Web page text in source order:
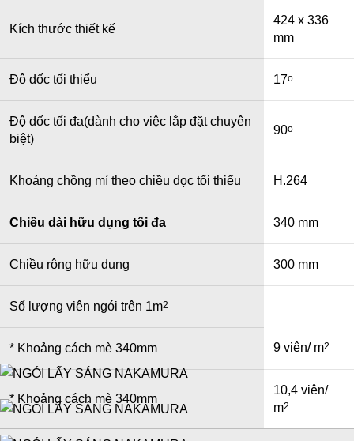
Kích thước thiết kế
424 x 336
mm
Độ dốc tối thiểu 17o
Độ dốc tối đa(dành cho việc lắp đặt chuyên
biệt)
90o
Khoảng chồng mí theo chiều dọc tối thiểu H.264
Chiều dài hữu dụng tối đa 340 mm
Chiều rộng hữu dụng 300 mm
Số lượng viên ngói trên 1m2
* Khoảng cách mè 340mm 9 viên/ m2
* Khoảng cách mè 340mm
10,4 viên/
m2